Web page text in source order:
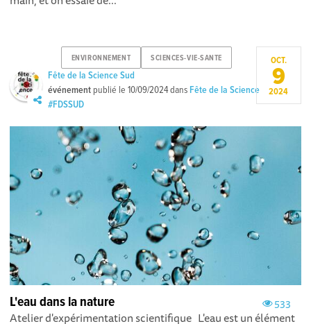
ENVIRONNEMENT SCIENCES-VIE-SANTE
Fête de la Science Sud
événement publié le10/09/2024dans Fête de la Science
#FDSSUD
OCT.
9
2024
533
L'eau dans la nature
Atelier d'expérimentation scientifique L'eau est un élément